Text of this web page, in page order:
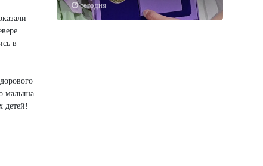
в
малыша.
детей!
сегодня